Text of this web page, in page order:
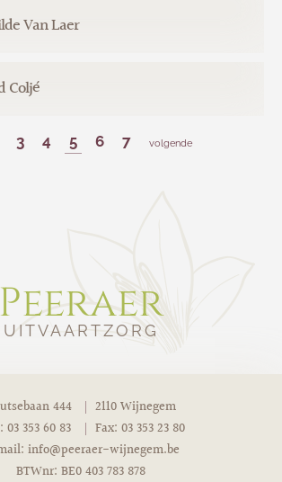
13-05-1936
Van Laer
Coljé
07-04-2026
25-03-1962
3 4 5 6 7 volgende
Peeraer
UITVAARTZORG
444
2110 Wijnegem
03 353 60 83
Fax: 03 353 23 80
info@peeraer-wijnegem.be
BTWnr: BE0 403 783 878